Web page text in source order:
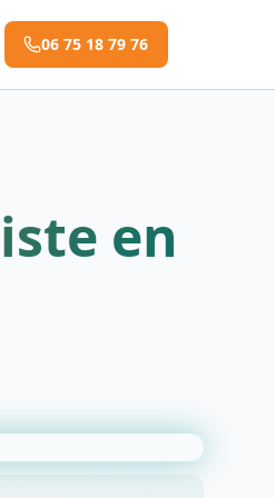
06 75 18 79 76
en